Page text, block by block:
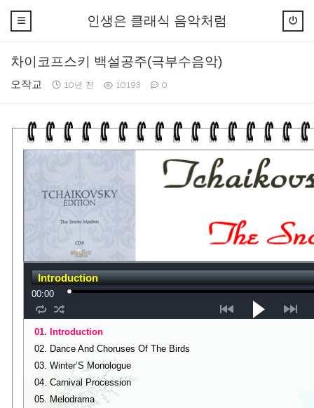
인생은 클래식 음악처럼
차이코프스키 백설공주(극부수음악)
오작교 10년 전 10193 0